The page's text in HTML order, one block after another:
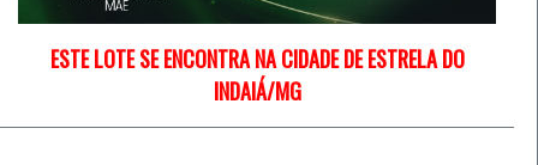
ESTE LOTE SE ENCONTRA NA CIDADE DE ESTRELA DO
INDAIÁ/MG